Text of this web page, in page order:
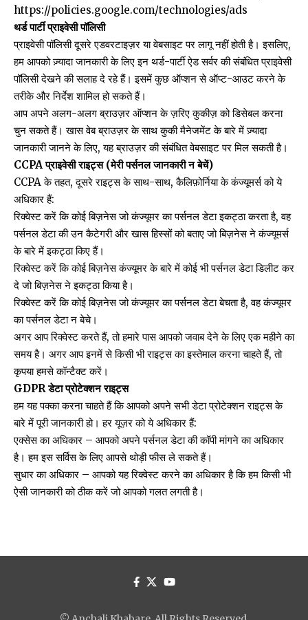
https://policies.google.com/technologies/ads
थर्ड पार्टी प्राइवेसी पॉलिसी
प्राइवेसी पॉलिसी दूसरे एडवरटाइज़र या वेबसाइट पर लागू नहीं होती है। इसलिए,
हम आपको ज़्यादा जानकारी के लिए इन थर्ड-पार्टी ऐड सर्वर की संबंधित प्राइवेसी
पॉलिसी देखने की सलाह दे रहे हैं। इसमें कुछ ऑप्शन से ऑप्ट-आउट करने के
तरीके और निर्देश शामिल हो सकते हैं।
आप अपने अलग-अलग ब्राउज़र ऑप्शन के ज़रिए कुकीज़ को डिसेबल करना
चुन सकते हैं। खास वेब ब्राउज़र के साथ कुकी मैनेजमेंट के बारे में ज़्यादा
जानकारी जानने के लिए, यह ब्राउज़र की संबंधित वेबसाइट पर मिल सकती है।
CCPA प्राइवेसी राइट्स (मेरी पर्सनल जानकारी न बेचें)
CCPA के तहत, दूसरे राइट्स के साथ-साथ, कैलिफ़ोर्निया के कंज्यूमर्स को ये
अधिकार हैं:
रिक्वेस्ट करें कि कोई बिज़नेस जो कंज्यूमर का पर्सनल डेटा इकट्ठा करता है, वह
पर्सनल डेटा की उन कैटेगरी और खास हिस्सों को बताए जो बिज़नेस ने कंज्यूमर्स
के बारे में इकट्ठा किए हैं।
रिक्वेस्ट करें कि कोई बिज़नेस कंज्यूमर के बारे में कोई भी पर्सनल डेटा डिलीट कर
दे जो बिज़नेस ने इकट्ठा किया है।
रिक्वेस्ट करें कि कोई बिज़नेस जो कंज्यूमर का पर्सनल डेटा बेचता है, वह कंज्यूमर
का पर्सनल डेटा न बेचे।
अगर आप रिक्वेस्ट करते हैं, तो हमारे पास आपको जवाब देने के लिए एक महीने का
समय है। अगर आप इनमें से किसी भी राइट्स का इस्तेमाल करना चाहते हैं, तो
कृपया हमसे कॉन्टैक्ट करें।
GDPR डेटा प्रोटेक्शन राइट्स
हम यह पक्का करना चाहते हैं कि आपको अपने सभी डेटा प्रोटेक्शन राइट्स के
बारे में पूरी जानकारी हो। हर यूज़र को ये अधिकार हैं:
एक्सेस का अधिकार – आपको अपने पर्सनल डेटा की कॉपी मांगने का अधिकार
है। हम इस सर्विस के लिए आपसे थोड़ी फीस ले सकते हैं।
सुधार का अधिकार – आपको यह रिक्वेस्ट करने का अधिकार है कि हम किसी भी
ऐसी जानकारी को ठीक करें जो आपको गलत लगती है।